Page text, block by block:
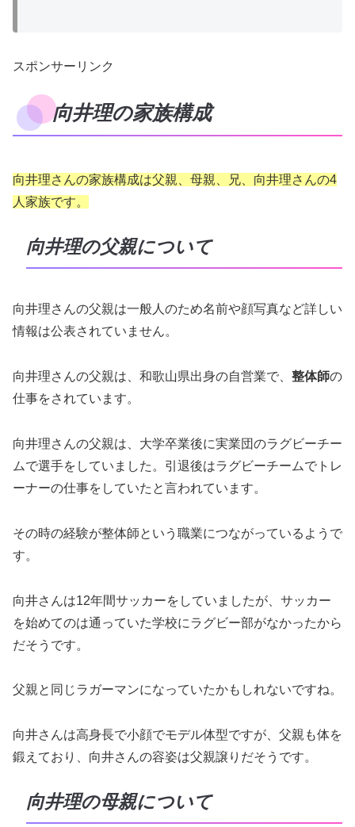
スポンサーリンク
向井理の家族構成
向井理さんの家族構成は父親、母親、兄、向井理さんの4
人家族です。
向井理の父親について
向井理さんの父親は一般人のため名前や顔写真など詳しい
情報は公表されていません。
向井理さんの父親は、和歌山県出身の自営業で、 整体師の
仕事をされています。
向井理さんの父親は、大学卒業後に実業団のラグビーチー
ムで選手をしていました。引退後はラグビーチームでトレ
ーナーの仕事をしていたと言われています。
その時の経験が整体師という職業につながっているようで
す。
向井さんは12年間サッカーをしていましたが、サッカー
を始めてのは通っていた学校にラグビー部がなかったから
だそうです。
父親と同じラガーマンになっていたかもしれないですね。
向井さんは高身長で小顔でモデル体型ですが、父親も体を
鍛えており、向井さんの容姿は父親譲りだそうです。
向井理の母親について